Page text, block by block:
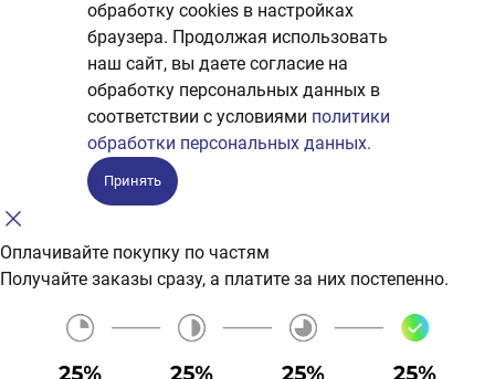
обработку сookies в настройках
браузера. Продолжая использовать
наш сайт, вы даете согласие на
обработку персональных данных в
соответствии с условиями политики
обработки персональных данных.
Принять
Оплачивайте покупку по частям
Получайте заказы сразу, а платите за них постепенно.